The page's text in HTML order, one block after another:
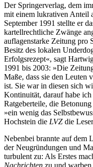
Der Springerverlag, dem
mit einem lukrativen Anteil
September 1991 stellte er
kartellrechtliche Zwänge
auflagenstarke Zeitung pro
Besitz des lokalen
Erfolgsrezept«, sagt
1991 bis 2003: »Die
Maße, dass sie den Leuten
ist. Sie war in diesen sich
Kontinuität, darauf habe
Ratgeberteile, die
»ein wenig das
Hochstein die LVZ die
Nebenbei brannte auf dem
der Neugründungen und
turbulent zu: Als Erstes
Nachrichten zu und